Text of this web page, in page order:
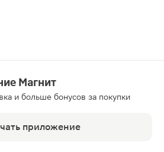
Магнит
и больше бонусов за покупки
приложение